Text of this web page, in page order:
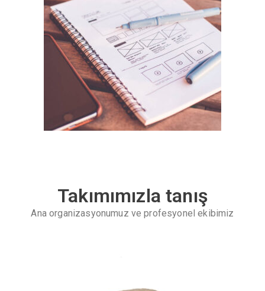
Takımımızla tanış
Ana organizasyonumuz ve profesyonel ekibimiz